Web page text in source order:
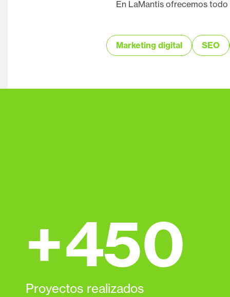
En LaMantis ofrecemos
Marketing digital SEO
+450
Proyectos realizados